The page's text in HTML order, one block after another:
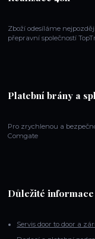
Zboží odesíláme
přepravní společností
Platební brány a
Pro zrychlenou a
Comgate
Důležité informace
Servis door to door a